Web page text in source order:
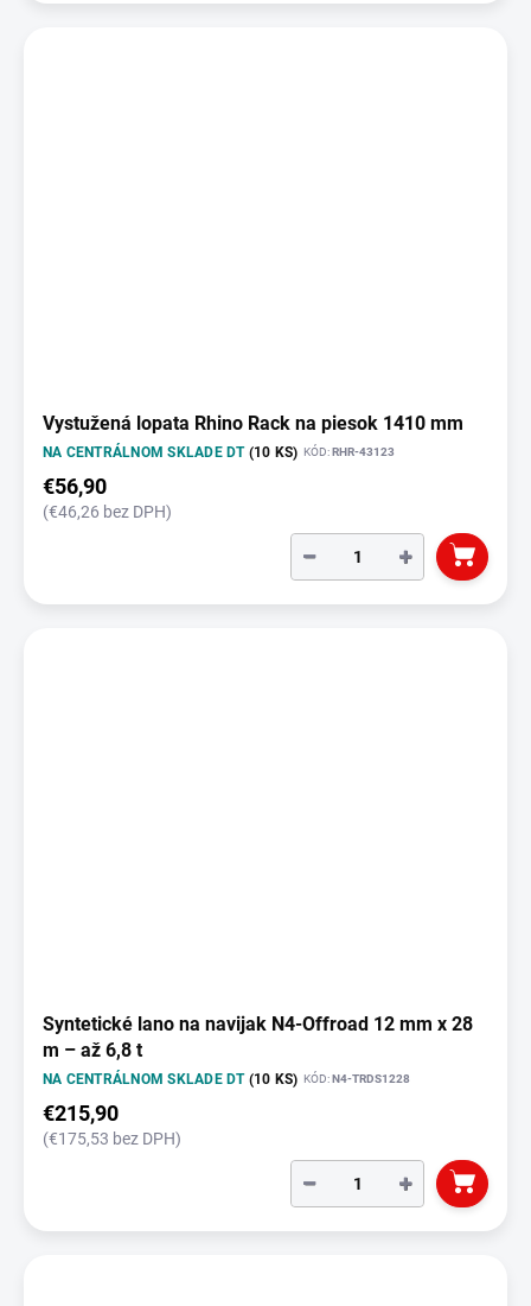
Vystužená lopata Rhino Rack na piesok 1410 mm
NA CENTRÁLNOM SKLADE DT (10 KS) KÓD:RHR-43123
€56,90
(€46,26 bez DPH)
+
−
Syntetické lano na navijak N4-Offroad 12 mm x 28
m – až 6,8 t
NA CENTRÁLNOM SKLADE DT (10 KS) KÓD:N4-TRDS1228
€215,90
(€175,53 bez DPH)
+
−